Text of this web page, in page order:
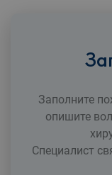
Заполните
опишите
Специалист